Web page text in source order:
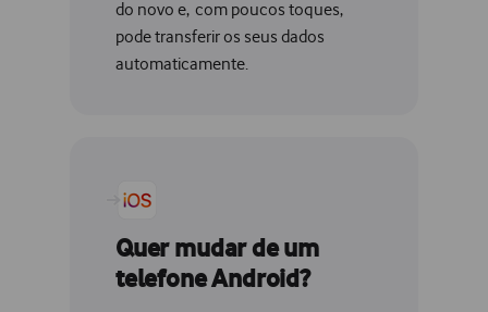
do novo e, com poucos toques,
pode transferir os seus dados
automaticamente.
Quer mudar de um
telefone Android?